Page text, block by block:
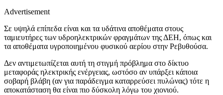
Advertisement
Σε υψηλά επίπεδα είναι και τα υδάτινα αποθέματα στους
ταμιευτήρες των υδροηλεκτρικών φραγμάτων της ΔΕΗ, όπως και
τα αποθέματα υγροποιημένου φυσικού αερίου στην Ρεβυθούσα.
Δεν αντιμετωπίζεται αυτή τη στιγμή πρόβλημα στο δίκτυο
μεταφοράς ηλεκτρικής ενέργειας, ωστόσο αν υπάρξει κάποια
σοβαρή βλάβη (αν για παράδειγμα καταρρεύσει πυλώνας) τότε η
αποκατάσταση θα είναι πιο δύσκολη λόγω του χιονιού.